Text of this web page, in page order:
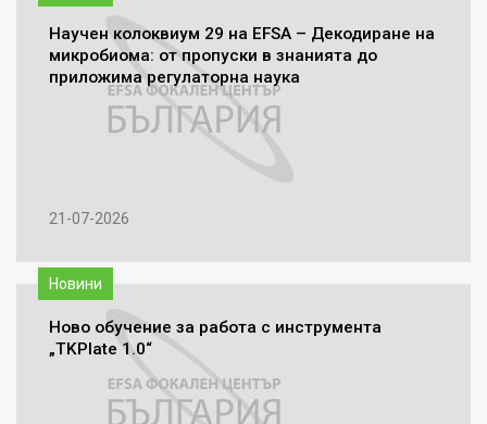
Научен колоквиум 29 на EFSA – Декодиране на
микробиома: от пропуски в знанията до
приложима регулаторна наука
21-07-2026
Новини
Ново обучение за работа с инструмента
„TKPlate 1.0“